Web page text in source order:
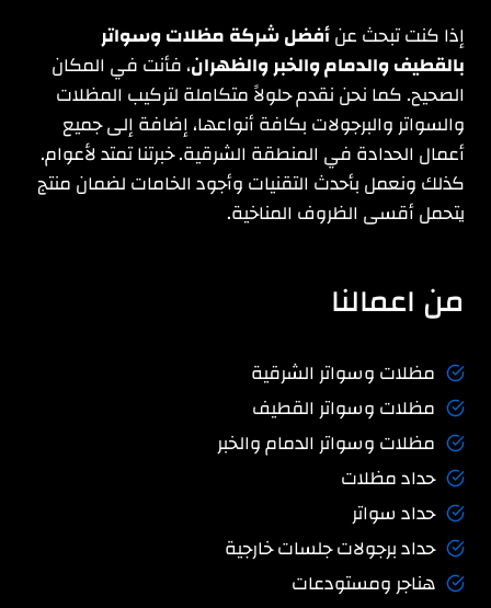
إذا كنت تبحث عنأفضل شركة مظلات وسواتر
بالقطيف والدمام والخبر والظهران، فأنت في المكان
الصحيح. كما نحن نقدم حلولاً متكاملة لتركيب المظلات
والسواتر والبرجولات بكافة أنواعها، إضافة إلى جميع
أعمال الحدادة في المنطقة الشرقية. خبرتنا تمتد لأعوام.
كذلك ونعمل بأحدث التقنيات وأجود الخامات لضمان منتج
يتحمل أقسى الظروف المناخية.
من اعمالنا
مظلات وسواتر الشرقية
مظلات وسواتر القطيف
مظلات وسواتر الدمام والخبر
حداد مظلات
حداد سواتر
حداد برجولات جلسات خارجية
هناجر ومستودعات